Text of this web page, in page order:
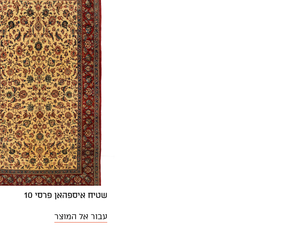
שטיח איספהאן פרסי 10
עבור אל המוצר